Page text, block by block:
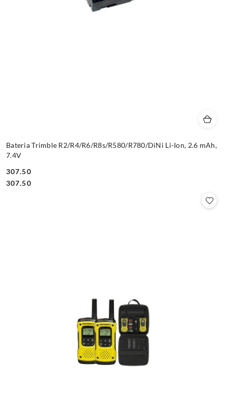
Bateria Trimble R2/R4/R6/R8s/R580/R780/DiNi Li-Ion, 2.6 mAh,
7.4V
Cena:
307.50
Cena:
307.50